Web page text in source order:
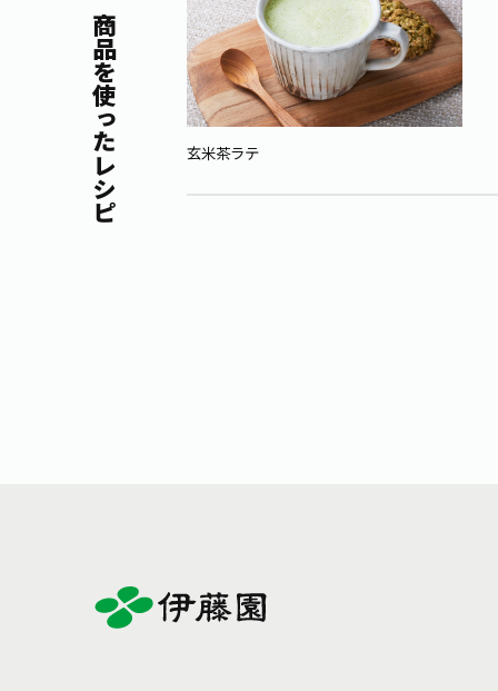
同じ商品を使ったレシピ 玄米茶ラテ